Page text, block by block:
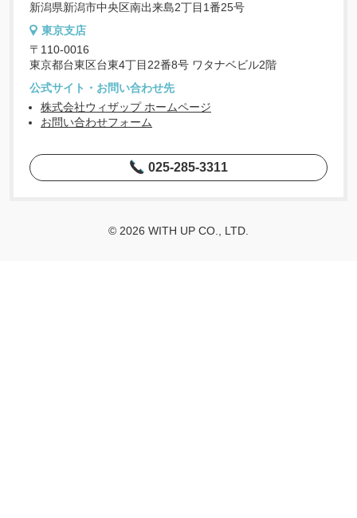
新潟県新潟市中央区南出来島2丁目1番25号
東京支店
〒110-0016
東京都台東区台東4丁目22番8号 ワタナベビル2階
公式サイト・お問い合わせ先
株式会社ウィザップ ホームページ
お問い合わせフォーム
025-285-3311
© 2026 WITH UP CO., LTD.